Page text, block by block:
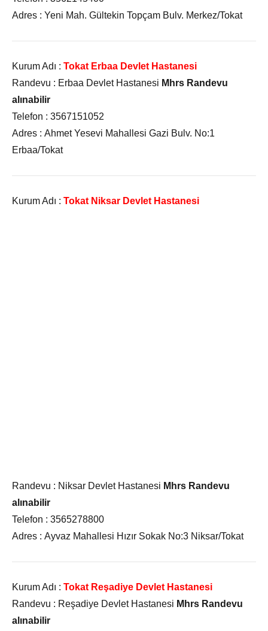
Adres : Yeni Mah. Gültekin Topçam Bulv. Merkez/Tokat
Kurum Adı : Tokat Erbaa Devlet Hastanesi
Randevu : Erbaa Devlet Hastanesi Mhrs Randevu
alınabilir
Telefon : 3567151052
Adres : Ahmet Yesevi Mahallesi Gazi Bulv. No:1
Erbaa/Tokat
Kurum Adı : Tokat Niksar Devlet Hastanesi
Randevu : Niksar Devlet Hastanesi Mhrs Randevu
alınabilir
Telefon : 3565278800
Adres : Ayvaz Mahallesi Hızır Sokak No:3 Niksar/Tokat
Kurum Adı : Tokat Reşadiye Devlet Hastanesi
Randevu : Reşadiye Devlet Hastanesi Mhrs Randevu
alınabilir